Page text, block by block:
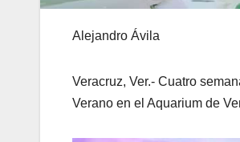
Alejandro Ávila
Veracruz, Ver.- Cuatro
Verano en el Aquarium de